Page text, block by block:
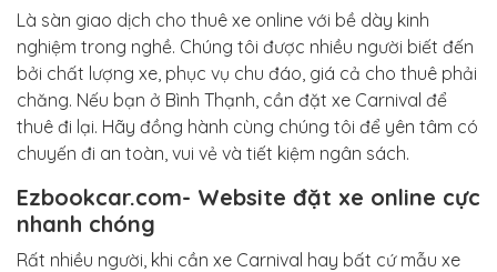
Là sàn giao dịch cho thuê xe online với bề dày kinh
nghiệm trong nghề. Chúng tôi được nhiều người biết đến
bởi chất lượng xe, phục vụ chu đáo, giá cả cho thuê phải
chăng. Nếu bạn ở Bình Thạnh, cần đặt xe Carnival để
thuê đi lại. Hãy đồng hành cùng chúng tôi để yên tâm có
chuyến đi an toàn, vui vẻ và tiết kiệm ngân sách.
Ezbookcar.com- Website đặt xe online cực
nhanh chóng
Rất nhiều người, khi cần xe Carnival hay bất cứ mẫu xe